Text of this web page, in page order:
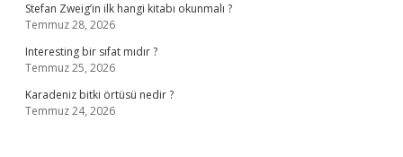
Stefan Zweig’in ilk hangi kitabı okunmalı ?
Temmuz 28, 2026
Interesting bir sıfat mıdır ?
Temmuz 25, 2026
Karadeniz bitki örtüsü nedir ?
Temmuz 24, 2026